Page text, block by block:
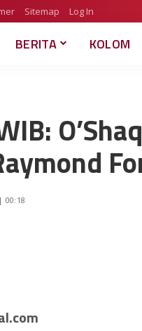
Sitemap Log In
BERITA KOLOM
00:18